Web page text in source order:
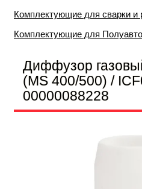
Комплектующие для сварки и
Комплектующие для
Диффузор
(MS 400/500) /
00000088228